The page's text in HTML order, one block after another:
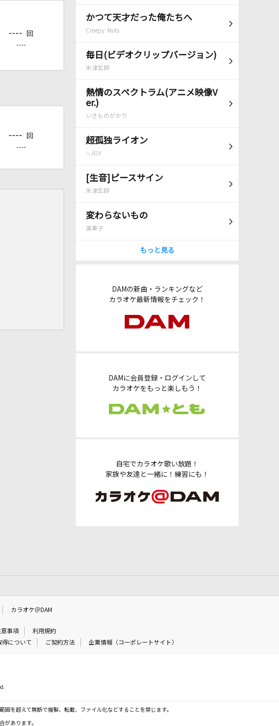
かつて天才だった俺たちへ
Creepy Nuts
毎日(ビデオクリップバージョン)
米津玄師
熱情のスペクトラム(アニメ映像V
er.)
いきものがかり
超孤独ライオン
≒JOY
[生音]ピースサイン
米津玄師
変わらないもの
奥華子
もっと見る
DAMの新曲・ランキングなど
カラオケ最新情報をチェック！
DAMに会員登録・ログインして
カラオケをもっと楽しもう！
自宅でカラオケ歌い放題！
家族や友達と一緒に！練習にも！
---- 回
----
---- 回
----
カラオケ＠DAM
事項
利用規約
得について ご契約方法 企業情報（コーポレートサイト）
を超えて無断で複製、転載、ファイル化などすることを禁じます。
があります。